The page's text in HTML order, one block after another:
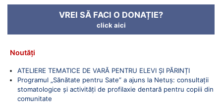
VREI SĂ FACI O DONAȚIE?
click aici
Noutăți
ATELIERE TEMATICE DE VARĂ PENTRU ELEVI ȘI PĂRINȚI
Programul „Sănătate pentru Sate” a ajuns la Netuș: consultații
stomatologice și activități de profilaxie dentară pentru copiii din
comunitate